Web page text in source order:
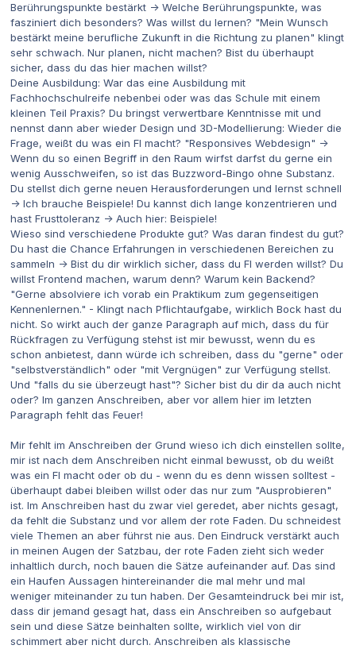
Berührungspunkte bestärkt -> Welche Berührungspunkte, was
fasziniert dich besonders? Was willst du lernen? "Mein Wunsch
bestärkt meine berufliche Zukunft in die Richtung zu planen" klingt
sehr schwach. Nur planen, nicht machen? Bist du überhaupt
sicher, dass du das hier machen willst?
Deine Ausbildung: War das eine Ausbildung mit
Fachhochschulreife nebenbei oder was das Schule mit einem
kleinen Teil Praxis? Du bringst verwertbare Kenntnisse mit und
nennst dann aber wieder Design und 3D-Modellierung: Wieder die
Frage, weißt du was ein FI macht? "Responsives Webdesign" ->
Wenn du so einen Begriff in den Raum wirfst darfst du gerne ein
wenig Ausschweifen, so ist das Buzzword-Bingo ohne Substanz.
Du stellst dich gerne neuen Herausforderungen und lernst schnell
-> Ich brauche Beispiele! Du kannst dich lange konzentrieren und
hast Frusttoleranz -> Auch hier: Beispiele!
Wieso sind verschiedene Produkte gut? Was daran findest du gut?
Du hast die Chance Erfahrungen in verschiedenen Bereichen zu
sammeln -> Bist du dir wirklich sicher, dass du FI werden willst? Du
willst Frontend machen, warum denn? Warum kein Backend?
"Gerne absolviere ich vorab ein Praktikum zum gegenseitigen
Kennenlernen." - Klingt nach Pflichtaufgabe, wirklich Bock hast du
nicht. So wirkt auch der ganze Paragraph auf mich, dass du für
Rückfragen zu Verfügung stehst ist mir bewusst, wenn du es
schon anbietest, dann würde ich schreiben, dass du "gerne" oder
"selbstverständlich" oder "mit Vergnügen" zur Verfügung stellst.
Und "falls du sie überzeugt hast"? Sicher bist du dir da auch nicht
oder? Im ganzen Anschreiben, aber vor allem hier im letzten
Paragraph fehlt das Feuer!
Mir fehlt im Anschreiben der Grund wieso ich dich einstellen sollte,
mir ist nach dem Anschreiben nicht einmal bewusst, ob du weißt
was ein FI macht oder ob du - wenn du es denn wissen solltest -
überhaupt dabei bleiben willst oder das nur zum "Ausprobieren"
ist. Im Anschreiben hast du zwar viel geredet, aber nichts gesagt,
da fehlt die Substanz und vor allem der rote Faden. Du schneidest
viele Themen an aber führst nie aus. Den Eindruck verstärkt auch
in meinen Augen der Satzbau, der rote Faden zieht sich weder
inhaltlich durch, noch bauen die Sätze aufeinander auf. Das sind
ein Haufen Aussagen hintereinander die mal mehr und mal
weniger miteinander zu tun haben. Der Gesamteindruck bei mir ist,
dass dir jemand gesagt hat, dass ein Anschreiben so aufgebaut
sein und diese Sätze beinhalten sollte, wirklich viel von dir
schimmert aber nicht durch. Anschreiben als klassische